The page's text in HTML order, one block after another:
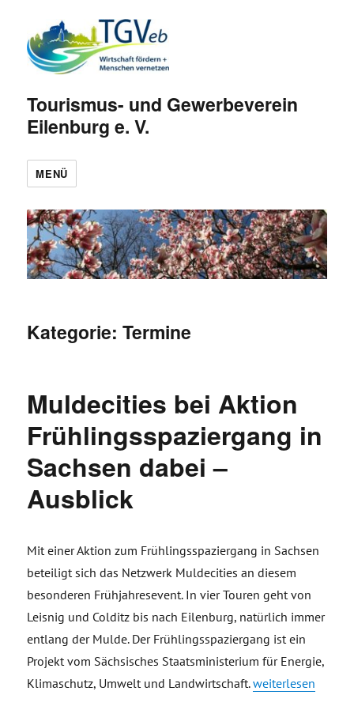
Tourismus- und Gewerbeverein
Eilenburg e. V.
MENÜ
Kategorie:Termine
Muldecities bei Aktion
Frühlingsspaziergang in
Sachsen dabei –
Ausblick
Mit einer Aktion zum Frühlingsspaziergang in Sachsen
beteiligt sich das Netzwerk Muldecities an diesem
besonderen Frühjahresevent. In vier Touren geht von
Leisnig und Colditz bis nach Eilenburg, natürlich immer
entlang der Mulde. Der Frühlingsspaziergang ist ein
Projekt vom Sächsisches Staatsministerium für Energie,
Klimaschutz, Umwelt und Landwirtschaft.„Muldecities bei
weiterlesen